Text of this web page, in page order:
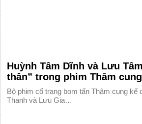
Huỳnh Tâm Dĩnh và Lưu
thân” trong phim Thâm
Bộ phim cổ trang bom tấn Thâm cung kế
Thanh và Lưu Gia…